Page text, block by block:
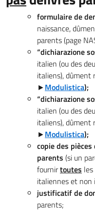
formulaire de
naissance,
parents (page
“dichiarazione
italien (ou des
italiens), dûment
►Modulistica);
“dichiarazione
italien (ou des
italiens), dûment
►Modulistica);
copie des
parents (si un
fournirtoutes
italiennes et non
justificatif de
parents;